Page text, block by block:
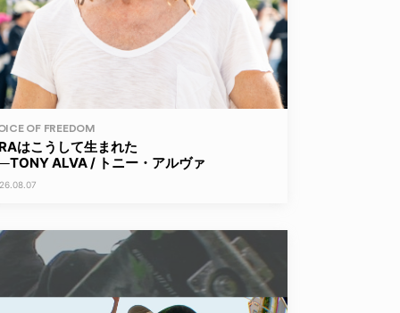
OF FREEDOM
はこうして生まれた
ALVA / トニー・アルヴァ